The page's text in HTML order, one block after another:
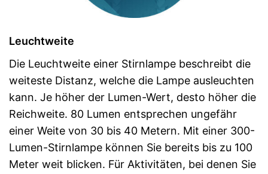
Leuchtweite
Die Leuchtweite einer Stirnlampe beschreibt die
weiteste Distanz, welche die Lampe ausleuchten
kann. Je höher der Lumen-Wert, desto höher die
Reichweite. 80 Lumen entsprechen ungefähr
einer Weite von 30 bis 40 Metern. Mit einer 300-
Lumen-Stirnlampe können Sie bereits bis zu 100
Meter weit blicken. Für Aktivitäten, bei denen Sie